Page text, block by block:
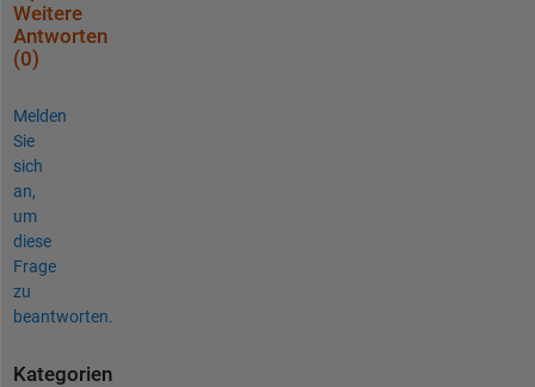
Weitere
Antworten
(0)
Melden
Sie
sich
an,
um
diese
Frage
zu
beantworten.
Kategorien